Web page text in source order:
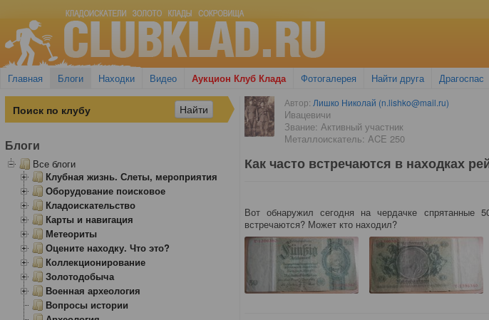
Главная Блоги Находки Видео Аукцион Клуб Клада Фотогалерея Найти друга Драгоспас
Автор: Лишко Николай (n.lishko@mail.ru)
Ивацевичи
Звание: Активный участник
Металлоискатель: ACE 250
Как часто встречаются в находках
Вот обнаружил сегодня на чердачке
встречаются? Может кто находил?
Блоги
Все блоги
Клубная жизнь. Слеты, мероприятия
Оборудование поисковое
Кладоискательство
Карты и навигация
Метеориты
Оцените находку. Что это?
Коллекционирование
Золотодобыча
Военная археология
Вопросы истории